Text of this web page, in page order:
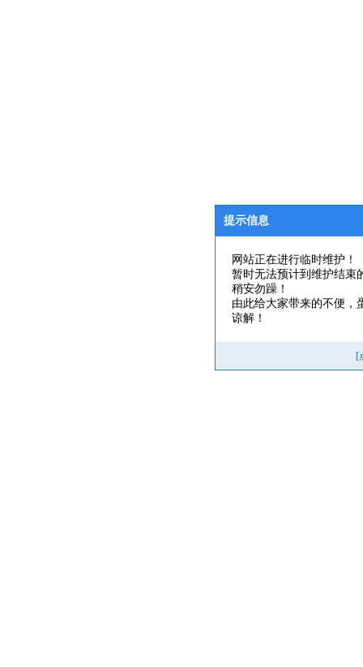
提示信息
网站正在进行临时维护！
暂时无法预计到维护结束
稍安勿躁！
由此给大家带来的不便，
谅解！
[